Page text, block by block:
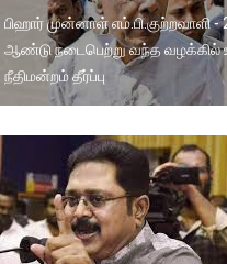
பிஹார் முன்னாள் எம்.பி.குற்றவாளி -
ஆண்டு நடைபெற்று வந்த வழக்கில்
நீதிமன்றம் தீர்ப்பு